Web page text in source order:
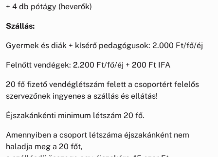
+ 4 db pótágy (heverők)
Szállás:
Gyermek és diák + kísérő pedagógusok: 2.000 Ft/fő/éj
Felnőtt vendégek: 2.200 Ft/fő/éj + 200 Ft IFA
20 fő fizető vendéglétszám felett a csoportért felelős
szervezőnek ingyenes a szállás és ellátás!
Éjszakánkénti minimum létszám 20 fő.
Amennyiben a csoport létszáma éjszakánként nem
haladja meg a 20 főt,